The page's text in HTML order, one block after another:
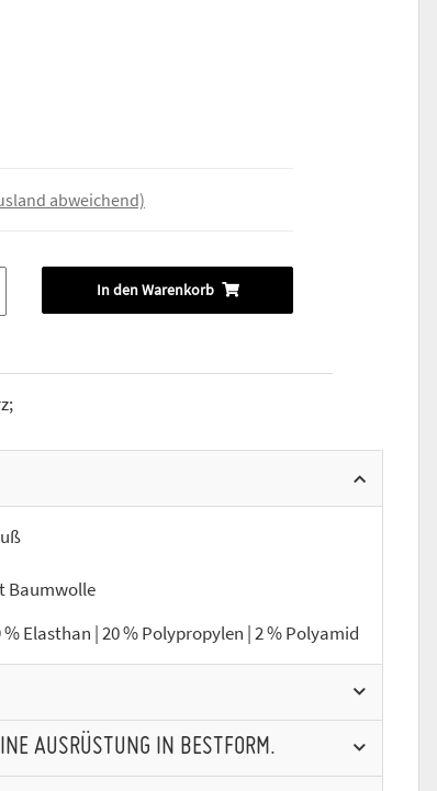
abweichend)
In den Warenkorb
Baumwolle
Elasthan | 20 % Polypropylen | 2 % Polyamid
AUSRÜSTUNG IN BESTFORM.